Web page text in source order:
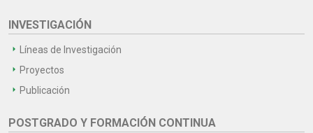
INVESTIGACIÓN
Líneas de Investigación
Proyectos
Publicación
POSTGRADO Y FORMACIÓN CONTINUA